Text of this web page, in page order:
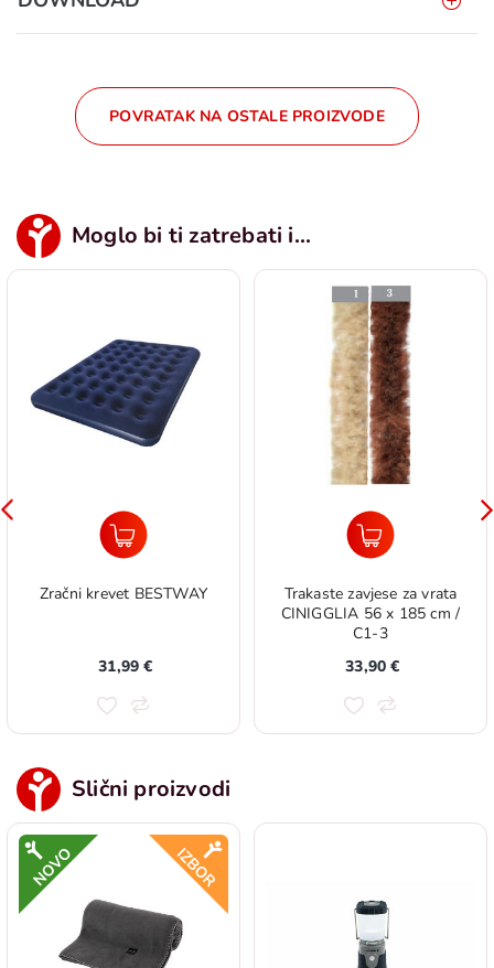
POVRATAK NA OSTALE PROIZVODE
Moglo bi ti zatrebati i...
Zračni krevet BESTWAY
31,99 €
Trakaste zavjese za vrata
CINIGGLIA 56 x 185 cm /
C1-3
33,90 €
Slični proizvodi